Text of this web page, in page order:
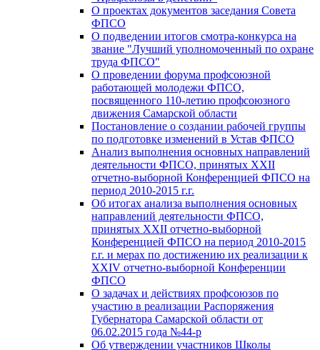
О проектах документов заседания Совета
ФПСО
О подведении итогов смотра-конкурса на
звание "Лучший уполномоченный по охране
труда ФПСО"
О проведении форума профсоюзной
работающей молодежи ФПСО,
посвященного 110-летию профсоюзного
движения Самарской области
Постановление о создании рабочей группы
по подготовке изменений в Устав ФПСО
Анализ выполнения основных направлений
деятельности ФПСО, принятых XXII
отчетно-выборной Конференцией ФПСО на
период 2010-2015 г.г.
Об итогах анализа выполнения основных
направлений деятельности ФПСО,
принятых XXII отчетно-выборной
Конференцией ФПСО на период 2010-2015
г.г. и мерах по достижению их реализации к
XXIV отчетно-выборной Конференции
ФПСО
О задачах и действиях профсоюзов по
участию в реализации Распоряжения
Губернатора Самарской области от
06.02.2015 года №44-р
Об утверждении участников Школы